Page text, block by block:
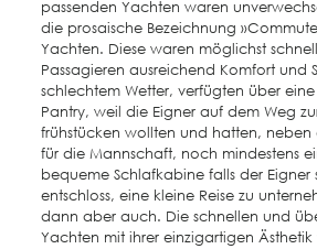
passenden Yachten waren
die prosaische Bezeichnung
Yachten. Diese waren möglichst
Passagieren ausreichend Komfort und
schlechtem Wetter, verfügten über
Pantry, weil die Eigner auf dem Weg
frühstücken wollten und hatten, neben
für die Mannschaft, noch mindestens
bequeme Schlafkabine falls der Eigner
entschloss, eine kleine Reise zu
dann aber auch. Die schnellen und
Yachten mit ihrer einzigartigen